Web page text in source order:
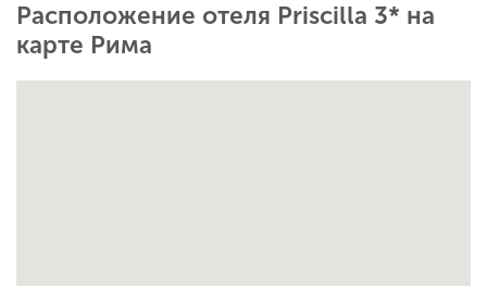
Расположение отеля Priscilla 3* на
карте Рима